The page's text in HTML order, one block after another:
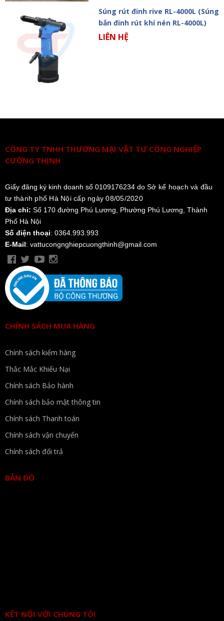
Súng rút đinh rive RL-4000L (Súng
bắn đinh rút khí nén RL-4000L)
LIÊN HỆ
CÔNG TY TNHH THƯƠNG MẠI VẬT TƯ CÔNG NGHIỆP
CƯỜNG THỊNH
Giấy đăng ký kinh doanh số 0109176234 do Sở kế hoạch và đầu
tư thành phố Hà Nội cấp ngày 08/05/2020
Địa chỉ: Số 170 đường Phú Lương, Phường Phú Lương, Thành
Phố Hà Nội
Số điện thoại: 0364.993.993
E-Mail: vattucongnghiepcuongthinh@gmail.com
CHÍNH SÁCH MUA HÀNG
Chính sách kiểm hàng
Thắc Mắc Khiếu Nại
Chính sách Bảo hành
Chính sách bảo mật thông tin
Chính sách Thanh toán
Chính sách vận chuyển
Chính sách đổi trả
BẢN ĐỒ
KẾT NỐI VỚI CHÚNG TÔI